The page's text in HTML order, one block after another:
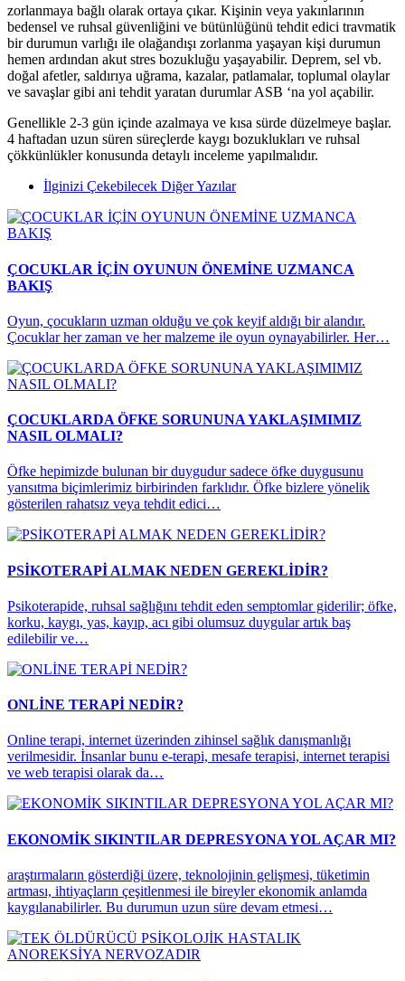
zorlanmaya bağlı olarak ortaya çıkar. Kişinin veya yakınlarının
bedensel ve ruhsal güvenliğini ve bütünlüğünü tehdit edici travmatik
bir durumun varlığı ile olağandışı zorlanma yaşayan kişi durumun
hemen ardından akut stres bozukluğu yaşayabilir. Deprem, sel vb.
doğal afetler, saldırıya uğrama, kazalar, patlamalar, toplumal olaylar
ve savaşlar gibi ani tehdit yaratan durumlar ASB ‘na yol açabilir.
Genellikle 2-3 gün içinde azalmaya ve kısa sürde düzelmeye başlar.
4 haftadan uzun süren süreçlerde kaygı bozuklukları ve ruhsal
çökkünlükler konusunda detaylı inceleme yapılmalıdır.
İlginizi Çekebilecek Diğer Yazılar
ÇOCUKLAR İÇİN OYUNUN ÖNEMİNE UZMANCA
BAKIŞ
Oyun, çocukların uzman olduğu ve çok keyif aldığı bir alandır.
Çocuklar her zaman ve her malzeme ile oyun oynayabilirler. Her…
ÇOCUKLARDA ÖFKE SORUNUNA YAKLAŞIMIMIZ
NASIL OLMALI?
Öfke hepimizde bulunan bir duygudur sadece öfke duygusunu
yansıtma biçimlerimiz birbirinden farklıdır. Öfke bizlere yönelik
gösterilen rahatsız veya tehdit edici…
PSİKOTERAPİ ALMAK NEDEN GEREKLİDİR?
Psikoterapide, ruhsal sağlığını tehdit eden semptomlar giderilir; öfke,
korku, kaygı, yas, kayıp, acı gibi olumsuz duygular artık baş
edilebilir ve…
ONLİNE TERAPİ NEDİR?
Online terapi, internet üzerinden zihinsel sağlık danışmanlığı
verilmesidir. İnsanlar bunu e-terapi, mesafe terapisi, internet terapisi
ve web terapisi olarak da…
EKONOMİK SIKINTILAR DEPRESYONA YOL AÇAR MI?
araştırmaların gösterdiği üzere, teknolojinin gelişmesi, tüketimin
artması, ihtiyaçların çeşitlenmesi ile bireyler ekonomik anlamda
kaygılanabilirler. Bu durumun uzun süre devam etmesi…